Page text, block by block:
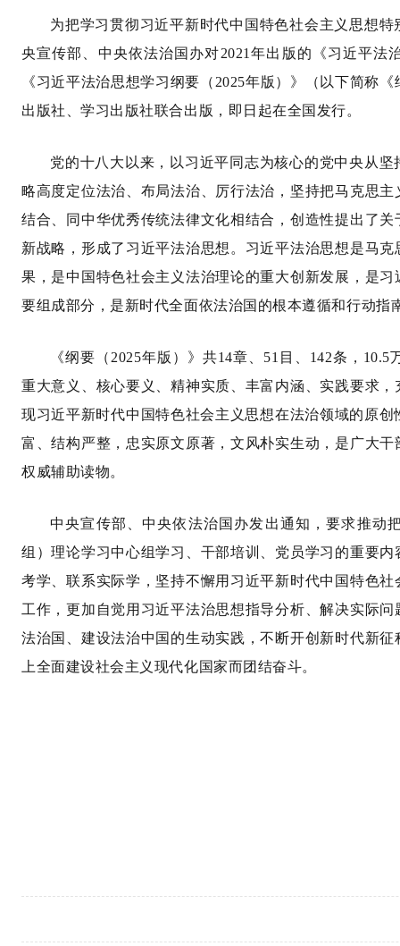
为把学习贯彻习近平新时代中国特色社会主义思想
央宣传部、中央依法治国办对2021年出版的《习近平法
《习近平法治思想学习纲要（2025年版）》（以下简称
出版社、学习出版社联合出版，即日起在全国发行。
党的十八大以来，以习近平同志为核心的党中央从
略高度定位法治、布局法治、厉行法治，坚持把马克思
结合、同中华优秀传统法律文化相结合，创造性提出了
新战略，形成了习近平法治思想。习近平法治思想是马
果，是中国特色社会主义法治理论的重大创新发展，是
要组成部分，是新时代全面依法治国的根本遵循和行动指
《纲要（2025年版）》共14章、51目、142条，
重大意义、核心要义、精神实质、丰富内涵、实践要求
现习近平新时代中国特色社会主义思想在法治领域的原
富、结构严整，忠实原文原著，文风朴实生动，是广大
权威辅助读物。
中央宣传部、中央依法治国办发出通知，要求推动
组）理论学习中心组学习、干部培训、党员学习的重要
考学、联系实际学，坚持不懈用习近平新时代中国特色
工作，更加自觉用习近平法治思想指导分析、解决实际
法治国、建设法治中国的生动实践，不断开创新时代新
上全面建设社会主义现代化国家而团结奋斗。